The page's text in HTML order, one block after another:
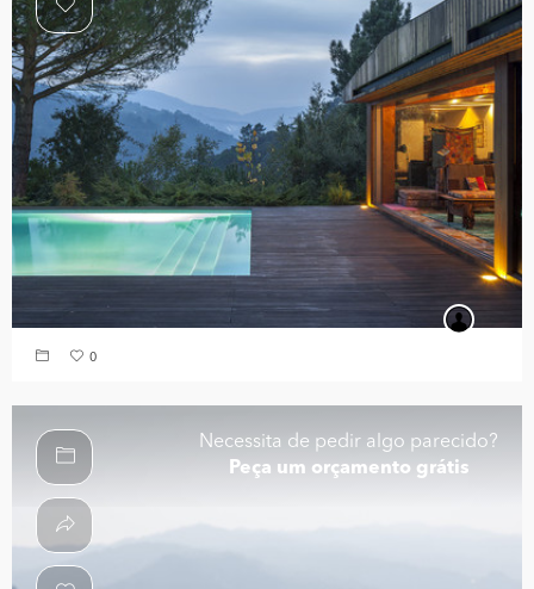
0
Necessita de pedir algo parecido?
Peça um orçamento grátis